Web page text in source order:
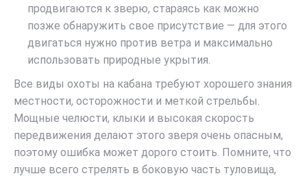
продвигаются к зверю, стараясь как можно
позже обнаружить свое присутствие — для этого
двигаться нужно против ветра и максимально
использовать природные укрытия.
Все виды охоты на кабана требуют хорошего знания
местности, осторожности и меткой стрельбы.
Мощные челюсти, клыки и высокая скорость
передвижения делают этого зверя очень опасным,
поэтому ошибка может дорого стоить. Помните, что
лучше всего стрелять в боковую часть туловища,